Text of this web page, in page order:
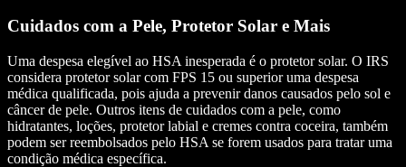
Cuidados com a Pele, Protetor Solar e Mais
Uma despesa elegível ao HSA inesperada é o protetor solar. O IRS
considera protetor solar com FPS 15 ou superior uma despesa
médica qualificada, pois ajuda a prevenir danos causados pelo sol e
câncer de pele. Outros itens de cuidados com a pele, como
hidratantes, loções, protetor labial e cremes contra coceira, também
podem ser reembolsados pelo HSA se forem usados para tratar uma
condição médica específica.